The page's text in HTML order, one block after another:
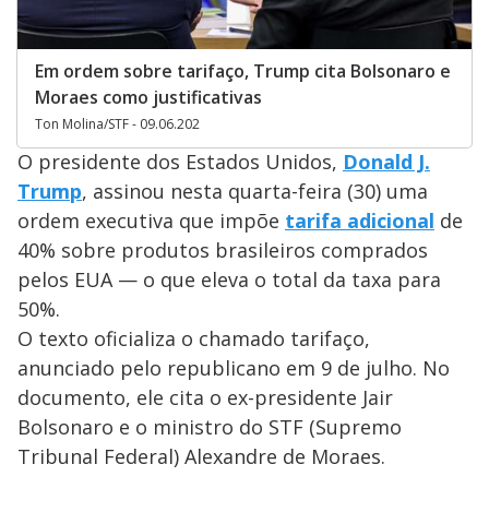
Em ordem sobre tarifaço, Trump cita Bolsonaro e
Moraes como justificativas
Ton Molina/STF - 09.06.202
O presidente dos Estados Unidos, Donald J.
Trump, assinou nesta quarta-feira (30) uma
ordem executiva que impõe tarifa adicional de
40% sobre produtos brasileiros comprados
pelos EUA — o que eleva o total da taxa para
50%.
O texto oficializa o chamado tarifaço,
anunciado pelo republicano em 9 de julho. No
documento, ele cita o ex-presidente Jair
Bolsonaro e o ministro do STF (Supremo
Tribunal Federal) Alexandre de Moraes.